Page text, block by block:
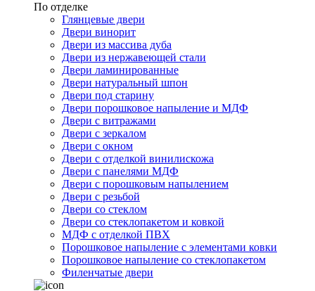
По отделке
Глянцевые двери
Двери винорит
Двери из массива дуба
Двери из нержавеющей стали
Двери ламинированные
Двери натуральный шпон
Двери под старину
Двери порошковое напыление и МДФ
Двери с витражами
Двери с зеркалом
Двери с окном
Двери с отделкой винилискожа
Двери с панелями МДФ
Двери с порошковым напылением
Двери с резьбой
Двери со стеклом
Двери со стеклопакетом и ковкой
МДФ с отделкой ПВХ
Порошковое напыление с элементами ковки
Порошковое напыление со стеклопакетом
Филенчатые двери